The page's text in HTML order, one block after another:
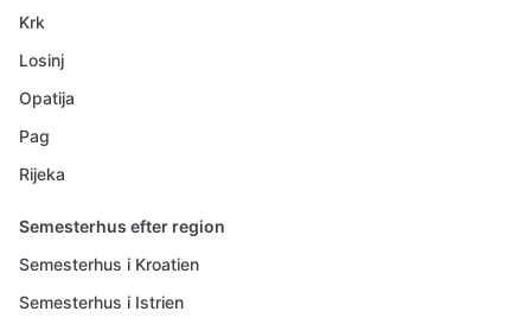
Krk
Losinj
Opatija
Pag
Rijeka
Semesterhus efter region
Semesterhus i Kroatien
Semesterhus i Istrien